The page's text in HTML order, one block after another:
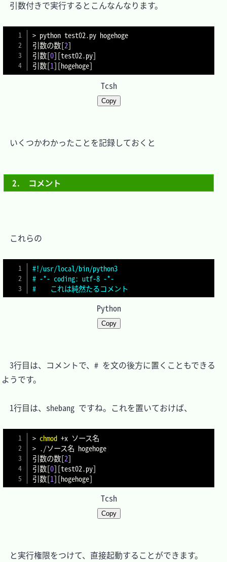
引数付きで実行するとこんなんなります。
> python test02.py hogehoge
引数の数[2]
引数[0][test02.py]
引数[1][hogehoge]
Tcsh
Copy
いくつかわかったことを記録しておくと
2.　コメント
これらの
#!/usr/local/bin/python3
# -*- coding: utf-8 -*-
#    これは純然たるコメント
Python
Copy
3行目は、コメントで、# を文の後方に置くこともできる
ようです。
1行目は、shebang ですね。これを置いておけば、
> chmod
> ./ソース名 hogehoge
引数の数[2]
引数[0][test02.py]
引数[1][hogehoge]
Tcsh
Copy
と実行権限をつけて、直接起動することができます。